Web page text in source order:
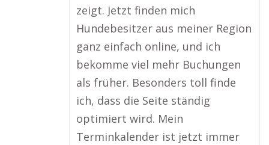
zeigt. Jetzt finden mich
Hundebesitzer aus meiner Region
ganz einfach online, und ich
bekomme viel mehr Buchungen
als früher. Besonders toll finde
ich, dass die Seite ständig
optimiert wird. Mein
Terminkalender ist jetzt immer